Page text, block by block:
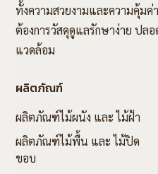
ทั้งความสวยงามและความคุ้ม
ต้องการวัสดุดูแลรักษาง่าย ปล
แวดล้อม
ผลิตภัณฑ์
ผลิตภัณฑ์ไม้ผนัง และ ไม้ฝ้า
ผลิตภัณฑ์ไม้พื้น และ ไม้ปิด
ขอบ